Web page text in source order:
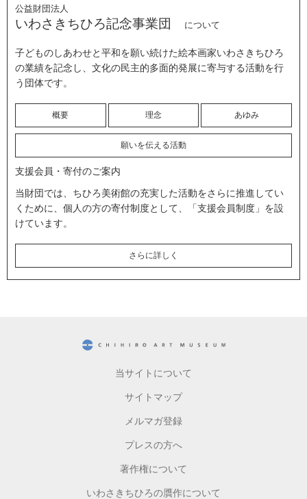
公益財団法人
いわさきちひろ記念事業団 について
子どものしあわせと平和を願い続けた絵本画家いわさきちひろ
の業績を記念し、文化の民主的多面的発展に寄与する活動を行
う団体です。
概要 理念 あゆみ
願いを伝える活動
支援会員・寄付のご案内
当財団では、ちひろ美術館の充実した活動をさらに推進してい
くために、個人の方の寄付制度として、「支援会員制度」を設
けています。
さらに詳しく
当サイトについて
サイトマップ
メルマガ登録
プレスの方へ
著作権について
いわさきちひろの贋作について